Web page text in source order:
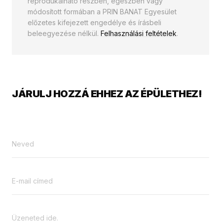
módosított formában a PRIN BANAT Egyesület
előzetes kifejezett engedélye és írásbeli
beleegyezése nélkül. Felhasználási feltételek.
JÁRULJ HOZZÁ EHHEZ AZ ÉPÜLETHEZ!